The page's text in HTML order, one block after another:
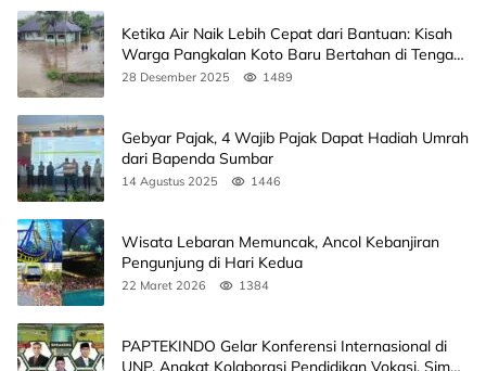
Ketika Air Naik Lebih Cepat dari Bantuan: Kisah
Warga Pangkalan Koto Baru Bertahan di Tengah
Banjir
28 Desember 2025 1489
Gebyar Pajak, 4 Wajib Pajak Dapat Hadiah Umrah
dari Bapenda Sumbar
14 Agustus 2025 1446
Wisata Lebaran Memuncak, Ancol Kebanjiran
Pengunjung di Hari Kedua
22 Maret 2026 1384
PAPTEKINDO Gelar Konferensi Internasional di
UNP, Angkat Kolaborasi Pendidikan Vokasi, Simak